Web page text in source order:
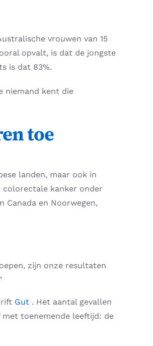
vrouwen van 15
opvalt, is dat de jongste
is dat 83%.
niemand kent die
toe
landen, maar ook in
colorectale kanker onder
Canada en Noorwegen,
zijn onze resultaten
Gut . Het aantal gevallen
toenemende leeftijd: de